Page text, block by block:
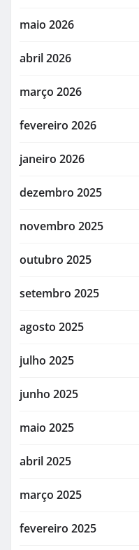
maio 2026
abril 2026
março 2026
fevereiro 2026
janeiro 2026
dezembro 2025
novembro 2025
outubro 2025
setembro 2025
agosto 2025
julho 2025
junho 2025
maio 2025
abril 2025
março 2025
fevereiro 2025